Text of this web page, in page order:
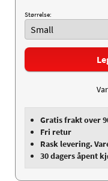
Størrelse:
Gratis frakt over
Fri retur
Rask levering.
30 dagers åpent